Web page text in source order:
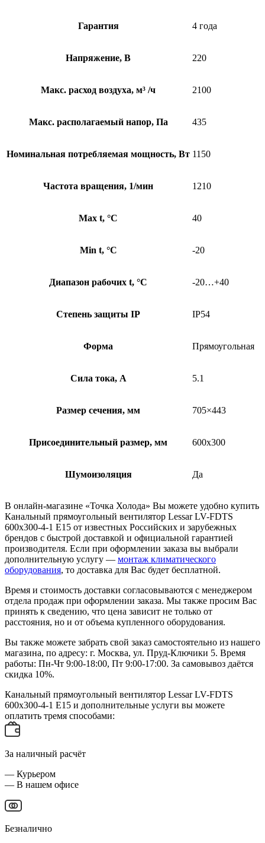
Гарантия 4 года
Напряжение, В 220
Макс. расход воздуха, м³ /ч 2100
Макс. располагаемый напор, Па 435
Номинальная потребляемая мощность, Вт 1150
Частота вращения, 1/мин 1210
Max t, °C 40
Min t, °C -20
Диапазон рабочих t, °C -20…+40
Степень защиты IP IP54
Форма Прямоугольная
Сила тока, А 5.1
Размер сечения, мм 705×443
Присоединительный размер, мм 600х300
Шумоизоляция Да
В онлайн-магазине «Точка Холода» Вы можете удобно купить
Канальный прямоугольный вентилятор Lessar LV-FDTS
600x300-4-1 E15 от известных Российских и зарубежных
брендов с быстрой доставкой и официальной гарантией
производителя. Если при оформлении заказа вы выбрали
дополнительную услугу — монтаж климатического
оборудования, то доставка для Вас будет бесплатной.
Время и стоимость доставки согласовываются с менеджером
отдела продаж при оформлении заказа. Мы также просим Вас
принять к сведению, что цена зависит не только от
расстояния, но и от объема купленного оборудования.
Вы также можете забрать свой заказ самостоятельно из нашего
магазина, по адресу: г. Москва, ул. Пруд-Ключики 5. Время
работы: Пн-Чт 9:00-18:00, Пт 9:00-17:00. За самовывоз даётся
скидка 10%.
Канальный прямоугольный вентилятор Lessar LV-FDTS
600x300-4-1 E15 и дополнительные услуги вы можете
оплатить тремя способами:
За наличный расчёт
— Курьером
— В нашем офисе
Безналично